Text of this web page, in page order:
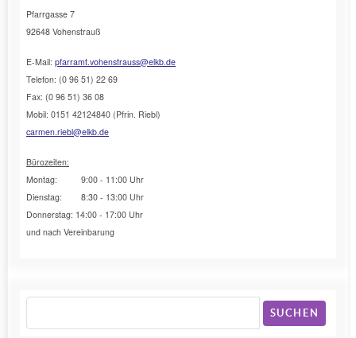
Pfarrgasse 7
92648 Vohenstrauß
E-Mail: pfarramt.vohenstrauss@elkb.de
Telefon: (0 96 51) 22 69
Fax: (0 96 51) 36 08
Mobil: 0151 42124840 (Pfrin. Riebl)
carmen.riebl@elkb.de
Bürozeiten:
Montag: 9:00 - 11:00 Uhr
Dienstag: 8:30 - 13:00 Uhr
Donnerstag: 14:00 - 17:00 Uhr
und nach Vereinbarung
SUCHEN